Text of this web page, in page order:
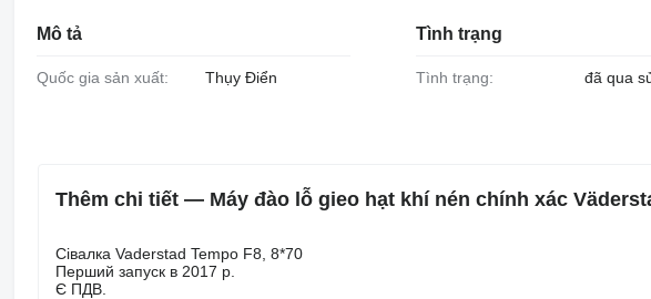
Mô tả
Quốc gia sản xuất: Thụy Điển
Tình trạng
Tình trạng: đã qua
Thêm chi tiết — Máy đào lỗ gieo hạt khí nén chính xác
Сівалка Vaderstad Tempo F8, 8*70
Перший запуск в 2017 р.
Є ПДВ.